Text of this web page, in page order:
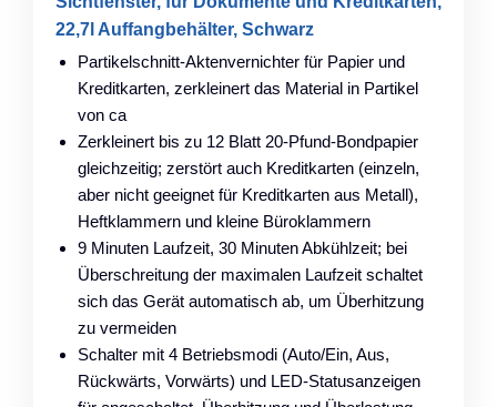
22,7l Auffangbehälter, Schwarz
Partikelschnitt-Aktenvernichter für Papier und
Kreditkarten, zerkleinert das Material in Partikel
von ca
Zerkleinert bis zu 12 Blatt 20-Pfund-Bondpapier
gleichzeitig; zerstört auch Kreditkarten (einzeln,
aber nicht geeignet für Kreditkarten aus Metall),
Heftklammern und kleine Büroklammern
9 Minuten Laufzeit, 30 Minuten Abkühlzeit; bei
Überschreitung der maximalen Laufzeit schaltet
sich das Gerät automatisch ab, um Überhitzung
zu vermeiden
Schalter mit 4 Betriebsmodi (Auto/Ein, Aus,
Rückwärts, Vorwärts) und LED-Statusanzeigen